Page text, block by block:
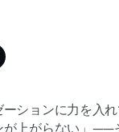
ーションに力を入
が上がらない」——